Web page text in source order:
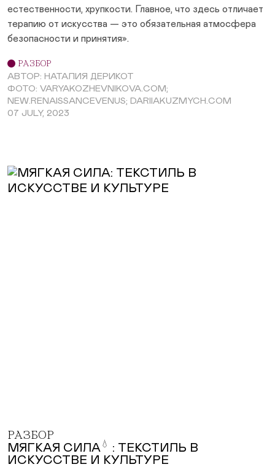
естественности, хрупкости. Главное, что здесь отличает
терапию от искусства — это обязательная атмосфера
безопасности и принятия».
РАЗБОР
АВТОР: НАТАЛИЯ ДЕРИКОТ
ФОТО: VARYAKOZHEVNIKOVA.COM;
NEW.RENAISSANCEVENUS; DARIIAKUZMYCH.COM
07 JULY, 2023
РАЗБОР
МЯГКАЯ СИЛА 💧
: ТЕКСТИЛЬ В
ИСКУССТВЕ И КУЛЬТУРЕ